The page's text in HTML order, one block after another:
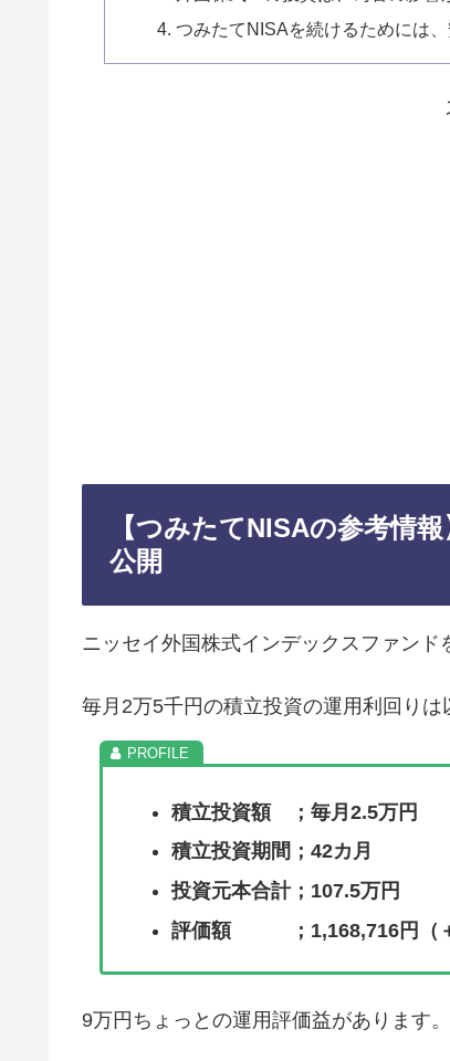
つみたてNISAを続けるためには
【つみたてNISAの参考情
公開
ニッセイ外国株式インデックスファンド
毎月2万5千円の積立投資の運用利回りは
積立投資額 ；毎月2.5万円
積立投資期間；42カ月
投資元本合計；107.5万円
評価額 ；1,168,716円（＋
9万円ちょっとの運用評価益があります。